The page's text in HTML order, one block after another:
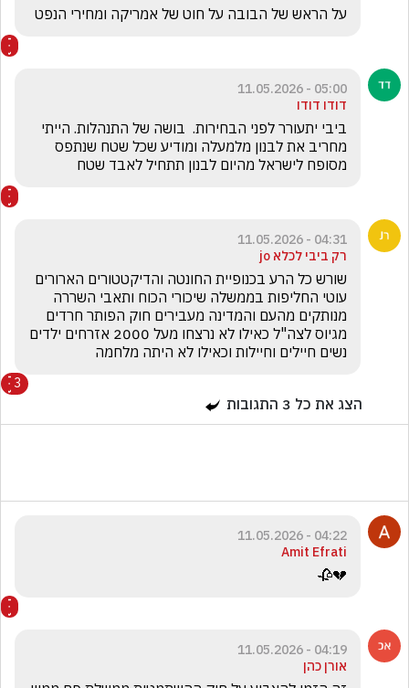
על הראש של הבובה על חוט של אמריקה ומחירי הנפט
05:00 - 11.05.2026
דודו דודו
מסופח לישראל מהיום לבנון תתחיל לאבד שטח
04:31 - 11.05.2026
רק ביבי לכלא jo
נשים חיילים וחיילות וכאילו לא היתה מלחמה
3
הצג את כל 3 התגובות
04:22 - 11.05.2026
Amit Efrati
💔🥀
04:19 - 11.05.2026
אורן כהן